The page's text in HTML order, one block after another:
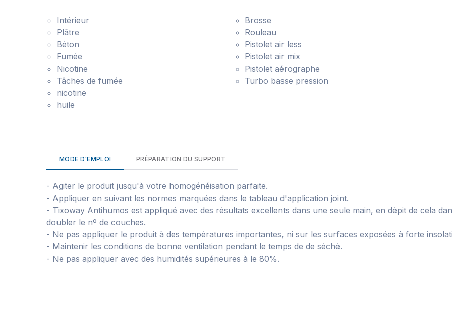
Intérieur
Plâtre
Béton
Fumée
Nicotine
Tâches de fumée
nicotine
huile
Brosse
Rouleau
Pistolet air less
Pistolet air mix
Pistolet aérographe
Turbo basse pression
MODE D'EMPLOI PRÉPARATION DU SUPPORT
- Agiter le produit jusqu'à votre homogénéisation parfaite.
- Appliquer en suivant les normes marquées dans le tableau d'application joint.
- Tixoway Antihumos est appliqué avec des résultats excellents dans une seule main, en dépit de cela
doubler le nº de couches.
- Ne pas appliquer le produit à des températures importantes, ni sur les surfaces exposées à forte
- Maintenir les conditions de bonne ventilation pendant le temps de de séché.
- Ne pas appliquer avec des humidités supérieures à le 80%.